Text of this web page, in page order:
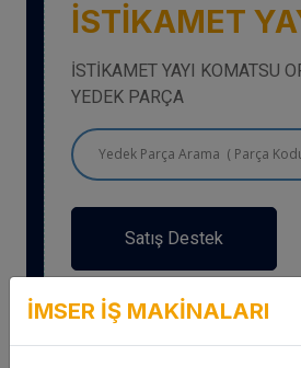
İMSER İŞ MAKİNALARI
İSTİKAMET
İSTİKAMET YAYI KOMATSU
YEDEK PARÇA
Satış Destek